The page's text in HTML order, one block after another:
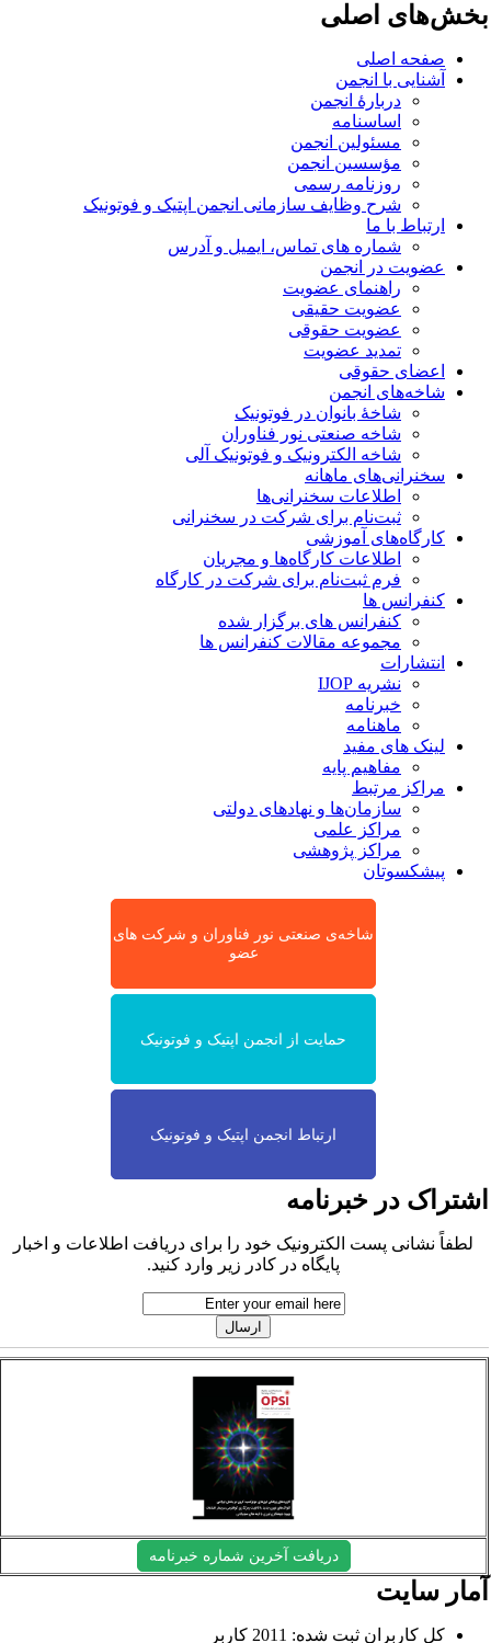
اصلی
صفحه اصلی
آشنایی با انجمن
دربارۀ انجمن
اساسنامه
مسئولین انجمن
مؤسسین انجمن
روزنامه رسمی
شرح وظایف سازمانی انجمن اپتیک و فوتونیک
ارتباط با ما
شماره های تماس، ایمیل و آدرس
عضویت در انجمن
راهنمای عضویت
عضویت حقیقی
عضویت حقوقی
تمدید عضویت
اعضای حقوقی
شاخه‌های انجمن
شاخۀ بانوان در فوتونیک
شاخه صنعتی نور فناوران
شاخه‌ الکترونیک و فوتونیک آلی
سخنرانی‌های ماهانه
اطلاعات سخنرانی‌‌ها
ثبت‌نام برای شرکت در سخنرانی
کارگاه‌های آموزشی
اطلاعات کارگاه‌ها و مجریان
فرم ثبت‌نام برای شرکت در کارگاه
کنفرانس ها
کنفرانس های برگزار شده
مجموعه مقالات کنفرانس ها
انتشارات
نشریه IJOP
خبرنامه
ماهنامه
لینک های مفید
مفاهیم پایه
مراکز مرتبط
سازمان‌ها و نهادهای دولتی
مراکز علمی
مراکز پژوهشی
پیشکسوتان
شاخه‌ی صنعتی نور فناوران و شرکت های
عضو
حمایت از انجمن اپتیک و فوتونیک
ارتباط انجمن اپتیک و فوتونیک
در خبرنامه
لطفاً نشانی پست الکترونیک خود را برای دریافت اطلاعات و اخبار
پایگاه در کادر زیر وارد کنید.
دریافت آخرین شماره خبرنامه
سایت
کل کاربران ثبت شده: 2011 کاربر